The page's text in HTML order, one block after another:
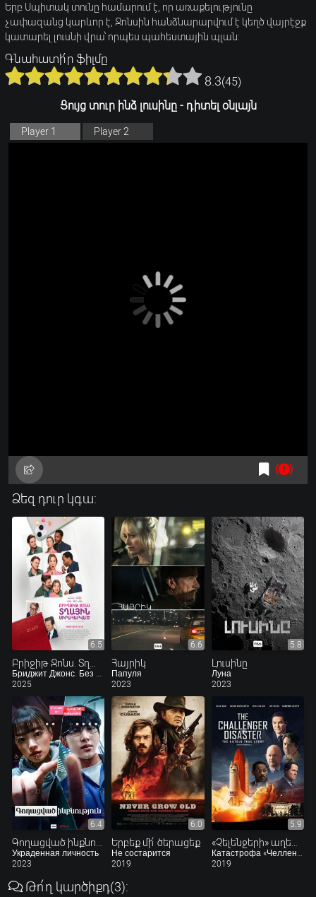
Երբ Սպիտակ տունը համարում է, որ առաքելությունը
չափազանց կարևոր է, Ջոնսին հանձնարարվում է կեղծ վայրէջք
կատարել լուսնի վրա՝ որպես պահեստային պլան:
Գնահատի՛ր ֆիլմը
8.3(45)
Ցույց տուր ինձ լուսինը - դիտել օնլայն
Player 1 Player 2
Ձեզ դուր կգա:
6.5
2025
6.6
Հայրիկ
Папуля
2023
5.8
Լուսինը
Луна
2023
6.4
Украденная личность
2023
6.0
Երբեք մի՛ ծերացեք
Не состарится
2019
5.9
«Չելենջերի» աղետը
2019
Թո՛ղ կարծիքդ(3):